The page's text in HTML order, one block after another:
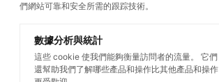
們網站可靠和安全所需的跟踪技術。
數據分析與統計
這些 cookie 使我們能夠衡量訪問者的流量。 它們
還幫助我們了解哪些產品和操作比其他產品和操作